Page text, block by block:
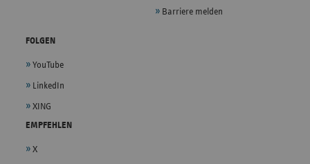
Barriere melden
FOLGEN
YouTube
LinkedIn
XING
EMPFEHLEN
X